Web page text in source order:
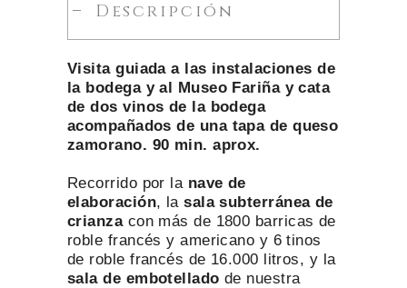
Descripción
Visita guiada a las instalaciones de
la bodega y al Museo Fariña y cata
de dos vinos de la bodega
acompañados de una tapa de queso
zamorano. 90 min. aprox.
Recorrido por la nave de
elaboración, lasala subterránea de
crianzacon más de 1800 barricas de
roble francés y americano y 6 tinos
de roble francés de 16.000 litros, y la
sala de embotellado de nuestra